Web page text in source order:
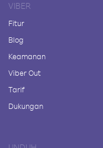
VIBER
Fitur
Blog
Keamanan
Viber Out
Tarif
Dukungan